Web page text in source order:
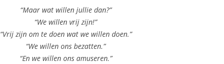
“Maar wat willen jullie dan?”
“We willen vrij zijn!”
“Vrij zijn om te doen wat we willen doen.”
“We willen ons bezatten.”
“En we willen ons amuseren.”